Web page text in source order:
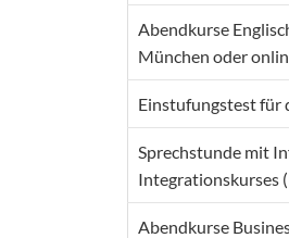
Abendkurse
München oder
Einstufungstest für
Sprechstunde mit
Integrationskurses
Abendkurse